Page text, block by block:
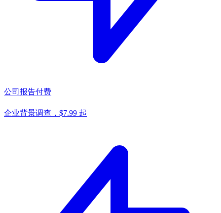
公司报告付费
企业背景调查，$7.99 起